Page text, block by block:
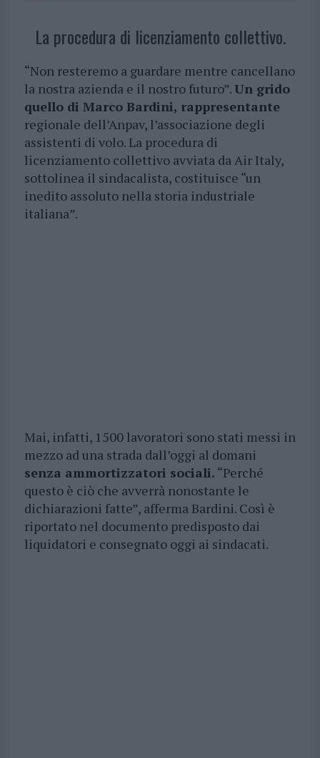
La procedura di licenziamento collettivo.
“Non resteremo a guardare mentre cancellano
la nostra azienda e il nostro futuro”.Un grido
quello di Marco Bardini, rappresentante
regionale dell’Anpav, l’associazione degli
assistenti di volo. La procedura di
licenziamento collettivo avviata da Air Italy,
sottolinea il sindacalista, costituisce “un
inedito assoluto nella storia industriale
italiana”.
Mai, infatti, 1500 lavoratori sono stati messi in
mezzo ad una strada dall’oggi al domani
senza ammortizzatori sociali. “Perché
questo è ciò che avverrà nonostante le
dichiarazioni fatte”, afferma Bardini. Così è
riportato nel documento predisposto dai
liquidatori e consegnato oggi ai sindacati.